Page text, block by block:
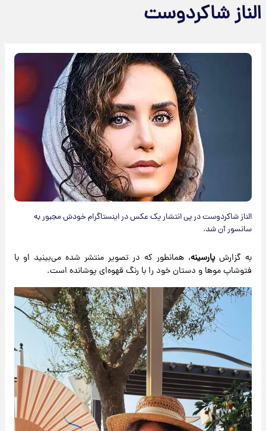
الناز شاکردوست
الناز شاکردوست در پی انتشار یک عکس در اینستاگرام خودش مجبور به
سانسور آن‌ شد.
به گزارشپارسینه، همانطور که در تصویر منتشر شده می‌بینید او با
فتوشاپ موها و دستان خود را با رنگ قهوه‌ای پوشانده است.